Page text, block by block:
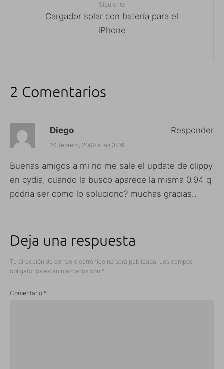
Siguiente
Cargador solar con batería para el
iPhone
2 Comentarios
Diego
24 febrero, 2009 a las 3:09
Buenas amigos a mi no me sale el update de clippy
en cydia, cuando la busco aparece la misma 0.94 q
podria ser como lo soluciono? muchas gracias..
Responder
Deja una respuesta
Tu dirección de correo electrónico no será publicada. Los campos
obligatorios están marcados con *
Comentario *